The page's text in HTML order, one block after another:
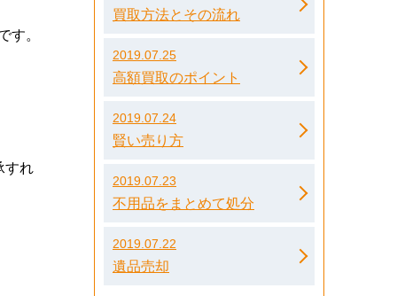
す。
すれ
買取方法とその流れ
2019.07.25
高額買取のポイント
2019.07.24
賢い売り方
2019.07.23
不用品をまとめて処分
2019.07.22
遺品売却